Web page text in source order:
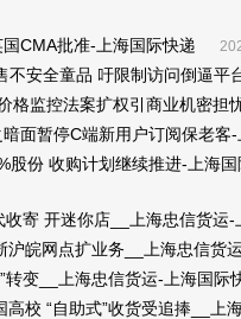
CMA批准-上海国际快递
不安全童品 吁限制访问倒逼平
格监控法案扩权引商业机密担
面暂停C端新用户订阅保老客
股份 收购计划继续推进-上海国
寄 开迷你店__上海忠信货运-
沪皖网点扩业务__上海忠信货
转变__上海忠信货运-上海国际
校 “自助式”收货受追捧__上